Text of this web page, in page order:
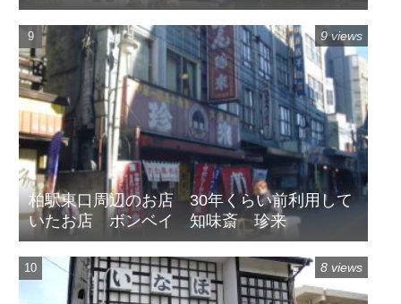
柏駅東口周辺のお店 30年くらい前利用して
いたお店 ボンベイ 知味斎 珍来
9 views
8 views